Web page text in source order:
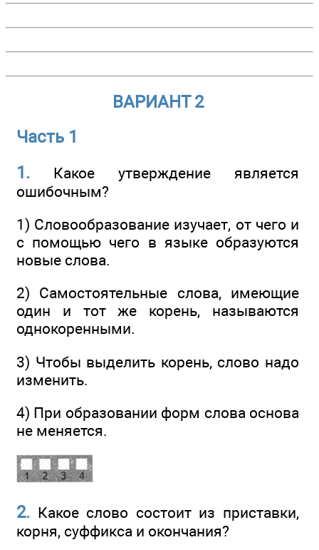
ВАРИАНТ 2
Часть 1
1. Какое утверждение является
ошибочным?
1) Словообразование изучает, от чего и
с помощью чего в языке образуются
новые слова.
2) Самостоятельные слова, имеющие
один и тот же корень, называются
однокоренными.
3) Чтобы выделить корень, слово надо
изменить.
4) При образовании форм слова основа
не меняется.
2. Какое слово состоит из приставки,
корня, суффикса и окончания?